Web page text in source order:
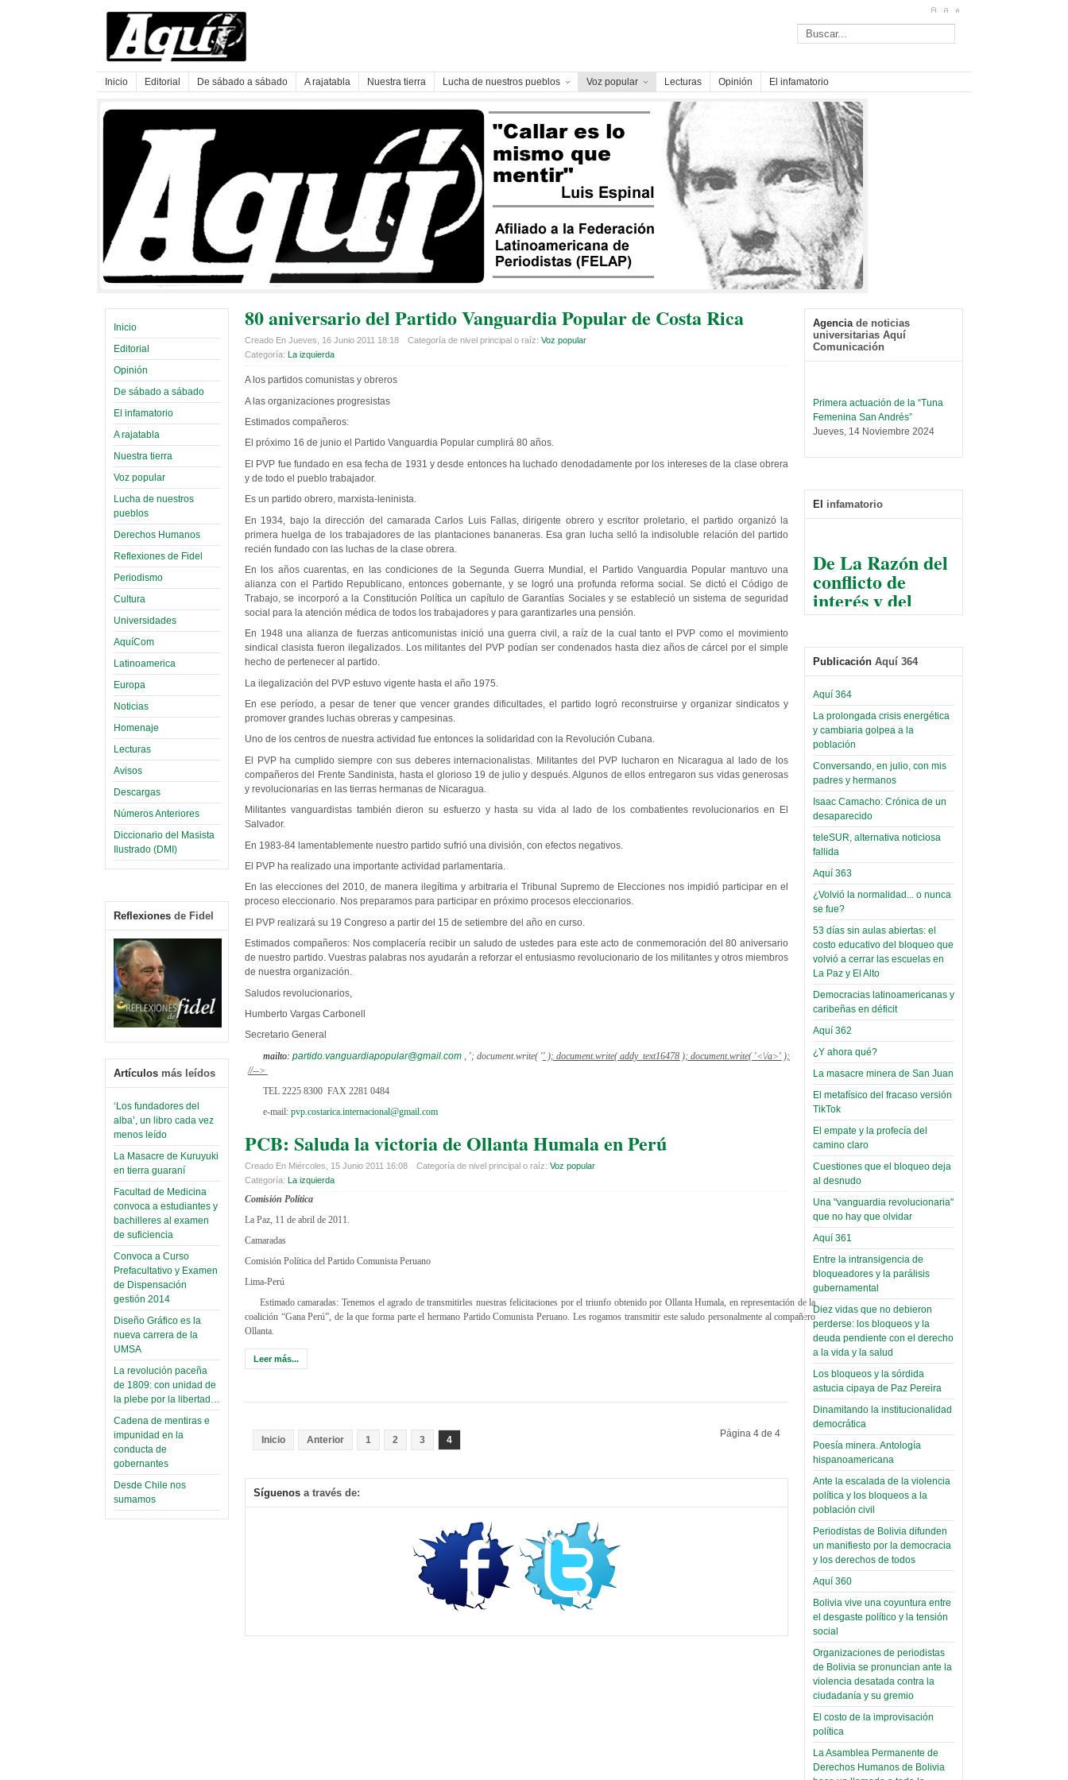
Inicio Editorial De sábado a sábado A rajatabla Nuestra tierra Lucha de nuestros pueblos Voz popular Lecturas Opinión El infamatorio
Inicio
Editorial
Opinión
De sábado a sábado
El infamatorio
A rajatabla
Nuestra tierra
Voz popular
Lucha de nuestros
pueblos
Derechos Humanos
Reflexiones de Fidel
Periodismo
Cultura
Universidades
AquíCom
Latinoamerica
Europa
Noticias
Homenaje
Lecturas
Avisos
Descargas
Números Anteriores
Diccionario del Masista
Ilustrado (DMI)
Reflexiones de Fidel
Artículos más leídos
‘Los fundadores del
alba’, un libro cada vez
menos leído
La Masacre de Kuruyuki
en tierra guaraní
Facultad de Medicina
convoca a estudiantes y
bachilleres al examen
de suficiencia
Convoca a Curso
Prefacultativo y Examen
de Dispensación
gestión 2014
Diseño Gráfico es la
nueva carrera de la
UMSA
La revolución paceña
de 1809: con unidad de
la plebe por la libertad…
Cadena de mentiras e
impunidad en la
conducta de
gobernantes
Desde Chile nos
sumamos
80 aniversario del Partido Vanguardia Popular de Costa Rica
Creado En Jueves, 16 Junio 2011 18:18 Categoría de nivel principal o raíz: Voz popular
Categoría: La izquierda
A los partidos comunistas y obreros
A las organizaciones progresistas
Estimados compañeros:
El próximo 16 de junio el Partido Vanguardia Popular cumplirá 80 años.
El PVP fue fundado en esa fecha de 1931 y desde entonces ha luchado denodadamente por los intereses de la clase obrera
y de todo el pueblo trabajador.
Es un partido obrero, marxista-leninista.
En 1934, bajo la dirección del camarada Carlos Luis Fallas, dirigente obrero y escritor proletario, el partido organizó la
primera huelga de los trabajadores de las plantaciones bananeras. Esa gran lucha selló la indisoluble relación del partido
recién fundado con las luchas de la clase obrera.
En los años cuarentas, en las condiciones de la Segunda Guerra Mundial, el Partido Vanguardia Popular mantuvo una
alianza con el Partido Republicano, entonces gobernante, y se logró una profunda reforma social. Se dictó el Código de
Trabajo, se incorporó a la Constitución Política un capítulo de Garantías Sociales y se estableció un sistema de seguridad
social para la atención médica de todos los trabajadores y para garantizarles una pensión.
En 1948 una alianza de fuerzas anticomunistas inició una guerra civil, a raíz de la cual tanto el PVP como el movimiento
sindical clasista fueron ilegalizados. Los militantes del PVP podían ser condenados hasta diez años de cárcel por el simple
hecho de pertenecer al partido.
La ilegalización del PVP estuvo vigente hasta el año 1975.
En ese período, a pesar de tener que vencer grandes dificultades, el partido logró reconstruirse y organizar sindicatos y
promover grandes luchas obreras y campesinas.
Uno de los centros de nuestra actividad fue entonces la solidaridad con la Revolución Cubana.
El PVP ha cumplido siempre con sus deberes internacionalistas. Militantes del PVP lucharon en Nicaragua al lado de los
compañeros del Frente Sandinista, hasta el glorioso 19 de julio y después. Algunos de ellos entregaron sus vidas generosas
y revolucionarias en las tierras hermanas de Nicaragua.
Militantes vanguardistas también dieron su esfuerzo y hasta su vida al lado de los combatientes revolucionarios en El
Salvador.
En 1983-84 lamentablemente nuestro partido sufrió una división, con efectos negativos.
El PVP ha realizado una importante actividad parlamentaria.
En las elecciones del 2010, de manera ilegítima y arbitraria el Tribunal Supremo de Elecciones nos impidió participar en el
proceso eleccionario. Nos preparamos para participar en próximo procesos eleccionarios.
El PVP realizará su 19 Congreso a partir del 15 de setiembre del año en curso.
Estimados compañeros: Nos complacería recibir un saludo de ustedes para este acto de conmemoración del 80 aniversario
de nuestro partido. Vuestras palabras nos ayudarán a reforzar el entusiasmo revolucionario de los militantes y otros miembros
de nuestra organización.
Saludos revolucionarios,
Humberto Vargas Carbonell
Secretario General
mailto: partido.vanguardiapopular@gmail.com, '; document.write( '' ); document.write( addy_text16478 ); document.write( '<\/a>' );
//-->
TEL 2225 8300 FAX 2281 0484
e-mail: pvp.costarica.internacional@gmail.com
PCB: Saluda la victoria de Ollanta Humala en Perú
Creado En Miércoles, 15 Junio 2011 16:08 Categoría de nivel principal o raíz: Voz popular
Categoría: La izquierda
Comisión Política
La Paz, 11 de abril de 2011.
Camaradas
Comisión Política del Partido Comunista Peruano
Lima-Perú
Estimado camaradas: Tenemos el agrado de transmitirles nuestras felicitaciones por el triunfo obtenido por Ollanta Humala, en representación de la
coalición “Gana Perú”, de la que forma parte el hermano Partido Comunista Peruano. Les rogamos transmitir este saludo personalmente al compañero
Ollanta.
Leer más...
Página 4 de 4
Inicio Anterior 1 2 3 4
Síguenos a través de:
Agencia de noticias
universitarias Aquí
Comunicación
Primera actuación de la “Tuna
Femenina San Andrés”
Jueves, 14 Noviembre 2024
Sábado, 14 Septiembre 2024
taller de software estadístico en
la UMSA
Sábado, 14 Septiembre 2024
certificados por apoyo al
Séptimo Encuentro de
Sábado, 14 Octubre 2023
Leer Más...
Trabajo Social de la UMSA
volverá a las urnas para elegir a
su directora
Sábado, 14 Octubre 2023
Leer Más...
Candidatos del MAS se
presentarán en la UMSA
Jueves, 14 Septiembre 2023
Leer Más...
Carrera de Geografía realiza
Segundo Congreso Nacional
Viernes, 14 Octubre 2022
Leer Más...
Docentes y estudiantes de
Trabajo Social de la UMSA
elegirán directora
Viernes, 14 Octubre 2022
Leer Más...
“Tuna Femenina San Andrés”
toca y canta con coraje
Miércoles, 14 Septiembre 2022
Leer Más...
Posesionan a dirigentes de
Asociación de Docentes
Domingo, 14 Agosto 2022
Leer Más...
El infamatorio
De La Razón del
conflicto de
interés y del
razonable arte
y esconder la
mano
El Infamatorio
Jueves, 10 Diciembre 2020
Read more...
Infierno Covid
parte VI:
Gabinete de
Áñez se atribuye
construcción de
hospitales
prefabricados en
la que no tuvo
participación;
más de 24 horas
después rectifica
parcialmente
El Infamatorio
Miércoles, 09 Diciembre 2020
Read more...
Interpretación
de un álbum de
narco-fotos
(Miscelánea
Palaciega 8)
El Infamatorio
Miércoles, 19 Junio 2019
Read more...
Cosmética
descolonizadora
(Miscelánea
palaciega 7)
El Infamatorio
Lunes, 27 Mayo 2019
Read more...
Creacionismo,
filtraciones e
inicio de la
campaña del
MAS
(Miscelánea
palaciega 6)
El Infamatorio
Domingo, 12 Mayo 2019
Read more...
Publicación Aquí 364
Aquí 364
La prolongada crisis energética
y cambiaria golpea a la
población
Conversando, en julio, con mis
padres y hermanos
Isaac Camacho: Crónica de un
desaparecido
teleSUR, alternativa noticiosa
fallida
Aquí 363
¿Volvió la normalidad... o nunca
se fue?
53 días sin aulas abiertas: el
costo educativo del bloqueo que
volvió a cerrar las escuelas en
La Paz y El Alto
Democracias latinoamericanas y
caribeñas en déficit
Aquí 362
¿Y ahora qué?
La masacre minera de San Juan
El metafísico del fracaso versión
TikTok
El empate y la profecía del
camino claro
Cuestiones que el bloqueo deja
al desnudo
Una "vanguardia revolucionaria"
que no hay que olvidar
Aquí 361
Entre la intransigencia de
bloqueadores y la parálisis
gubernamental
Diez vidas que no debieron
perderse: los bloqueos y la
deuda pendiente con el derecho
a la vida y la salud
Los bloqueos y la sórdida
astucia cipaya de Paz Pereira
Dinamitando la institucionalidad
democrática
Poesía minera. Antología
hispanoamericana
Ante la escalada de la violencia
política y los bloqueos a la
población civil
Periodistas de Bolivia difunden
un manifiesto por la democracia
y los derechos de todos
Aquí 360
Bolivia vive una coyuntura entre
el desgaste político y la tensión
social
Organizaciones de periodistas
de Bolivia se pronuncian ante la
violencia desatada contra la
ciudadanía y su gremio
El costo de la improvisación
política
La Asamblea Permanente de
Derechos Humanos de Bolivia